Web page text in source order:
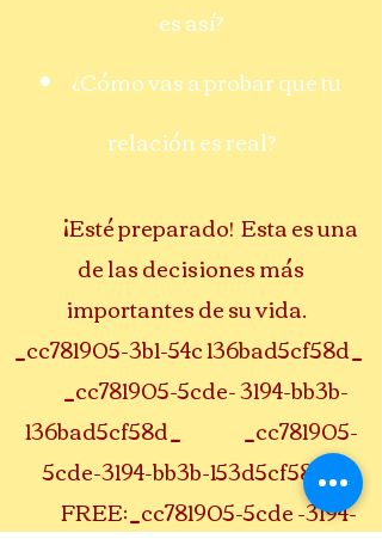
es así?
¿Cómo vas a probar que tu
relación es real?
¡Esté preparado! Esta es una
de las decisiones más
importantes de su vida.
_cc781905-3b1-54c 136bad5cf58d_
_cc781905-5cde- 3194-bb3b-
136bad5cf58d_ _cc781905-
5cde-3194-bb3b-153d5cf58d_
FREE:_cc781905-5cde -3194-